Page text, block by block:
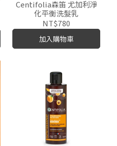
Centifolia森笛 尤加利淨
化平衡洗髮乳
NT$780
加入購物車